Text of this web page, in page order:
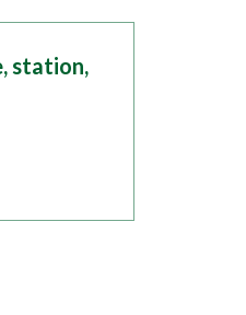
station,